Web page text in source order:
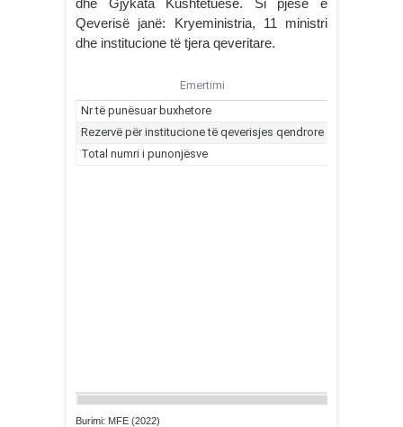
dhe Gjykata Kushtetuese. Si pjesë e
Qeverisë janë: Kryeministria, 11 ministri
dhe institucione të tjera qeveritare.
Burimi: MFE (2022)